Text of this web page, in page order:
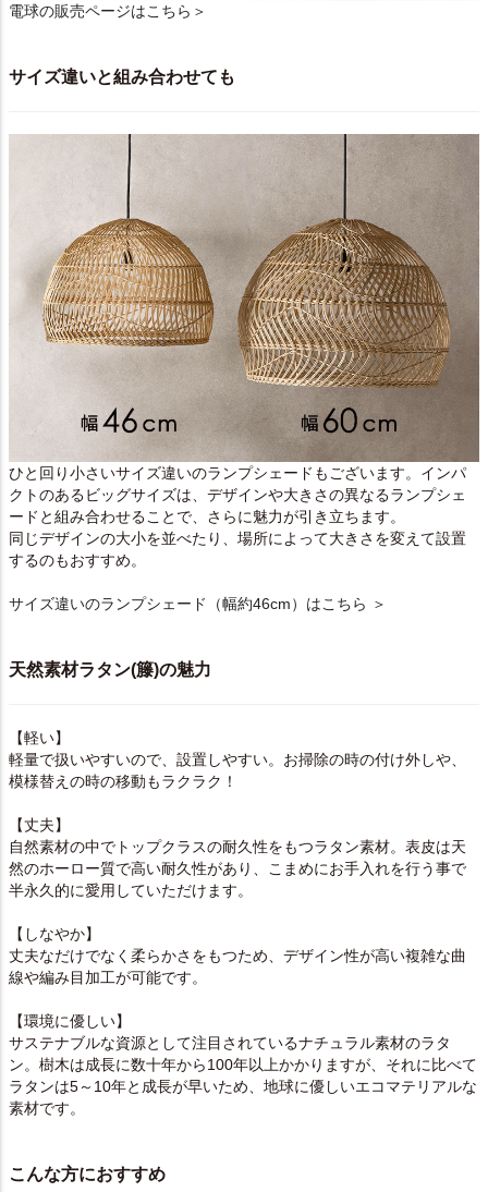
電球の販売ページはこちら＞
サイズ違いと組み合わせても
ひと回り小さいサイズ違いのランプシェードもございます。インパ
クトのあるビッグサイズは、デザインや大きさの異なるランプシェ
ードと組み合わせることで、さらに魅力が引き立ちます。
同じデザインの大小を並べたり、場所によって大きさを変えて設置
するのもおすすめ。
サイズ違いのランプシェード（幅約46cm）はこちら ＞
天然素材ラタン(籐)の魅力
【軽い】
軽量で扱いやすいので、設置しやすい。お掃除の時の付け外しや、
模様替えの時の移動もラクラク！
【丈夫】
自然素材の中でトップクラスの耐久性をもつラタン素材。表皮は天
然のホーロー質で高い耐久性があり、こまめにお手入れを行う事で
半永久的に愛用していただけます。
【しなやか】
丈夫なだけでなく柔らかさをもつため、デザイン性が高い複雑な曲
線や編み目加工が可能です。
【環境に優しい】
サステナブルな資源として注目されているナチュラル素材のラタ
ン。樹木は成長に数十年から100年以上かかりますが、それに比べて
ラタンは5～10年と成長が早いため、地球に優しいエコマテリアルな
素材です。
こんな方におすすめ